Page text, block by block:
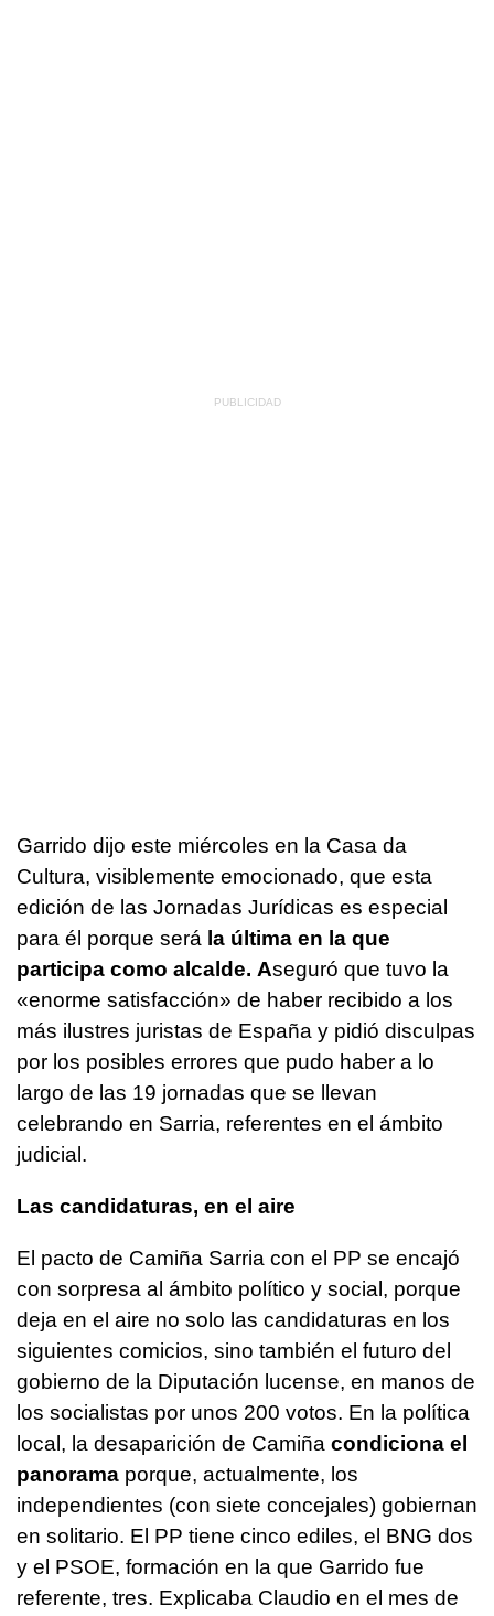
Garrido dijo este miércoles en la Casa da
Cultura, visiblemente emocionado, que esta
edición de las Jornadas Jurídicas es especial
para él porque será la última en la que
participa como alcalde. Aseguró que tuvo la
«enorme satisfacción» de haber recibido a los
más ilustres juristas de España y pidió disculpas
por los posibles errores que pudo haber a lo
largo de las 19 jornadas que se llevan
celebrando en Sarria, referentes en el ámbito
judicial.
Las candidaturas, en el aire
El pacto de Camiña Sarria con el PP se encajó
con sorpresa al ámbito político y social, porque
deja en el aire no solo las candidaturas en los
siguientes comicios, sino también el futuro del
gobierno de la Diputación lucense, en manos de
los socialistas por unos 200 votos. En la política
local, la desaparición de Camiña condiciona el
panorama porque, actualmente, los
independientes (con siete concejales) gobiernan
en solitario. El PP tiene cinco ediles, el BNG dos
y el PSOE, formación en la que Garrido fue
referente, tres. Explicaba Claudio en el mes de